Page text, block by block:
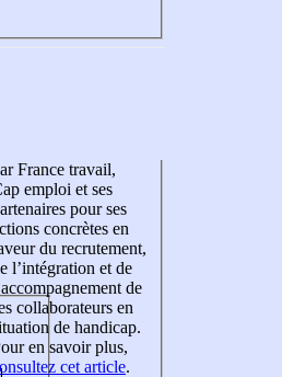
France travail,
emploi et ses
pour ses
concrètes en
du recrutement,
l’intégration et de
de
collaborateurs en
de handicap.
en savoir plus,
cet article.